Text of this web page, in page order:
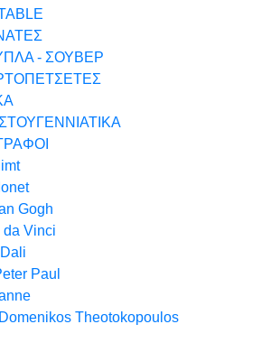
- ΣΟΥΒΕΡ
Gogh
da Vinci
Paul
Theotokopoulos